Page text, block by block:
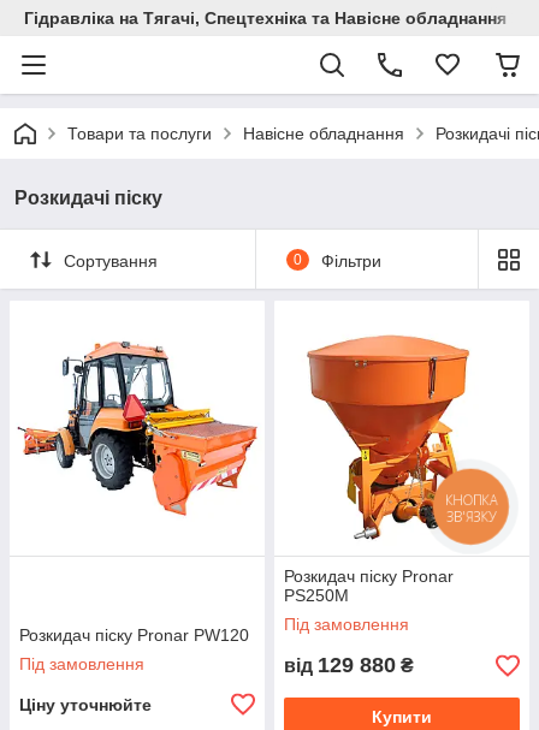
Гідравліка на Тягачі, Спецтехніка та Навісне обладнання
Товари та послуги Навісне обладнання Розкидачі
Розкидачі піску
Сортування 0 Фільтри
Розкидач піску Pronar PW120
Під замовлення
Ціну уточнюйте
Розкидач піску Pronar
РЅ250М
Під замовлення
від 129 880 ₴
Купити
КНОПКА
ЗВ'ЯЗКУ